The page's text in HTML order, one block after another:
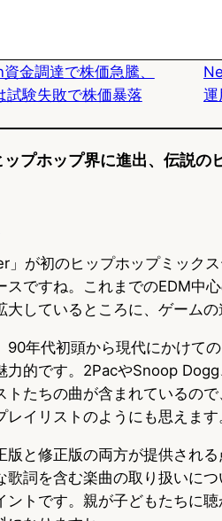
o
n
y
o
k
金調達で株価急騰、
験失敗で株価暴落
運
プホップ界に進出、伝説の
」が初のヒップホップミック
スですね。これまでのEDM中
大しているところに、ゲームの
90年代初頭から現代にかけて
力的です。2PacやSnoop
トたちの曲が含まれているの
レイリストのようにも思えます
版と修正版の両方が提供され
歌詞を含む楽曲の取り扱いに
ントです。親が子どもたちに